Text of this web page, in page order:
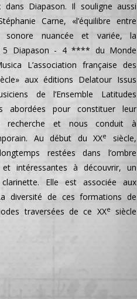
Diapason. Il souligne aussi
Carne, «l’équilibre entre
nuancée et variée, la
5 Diapason - 4 **** du Monde
L’association française des
aux éditions Delatour Issus
de l’Ensemble Latitudes
abordées pour constituer leur
recherche et nous conduit à
Au début du XXe
siècle,
restées dans l’ombre
intéressantes à découvrir, un
Elle est associée aux
diversité de ces formations de
traversées de ce XXe
siècle